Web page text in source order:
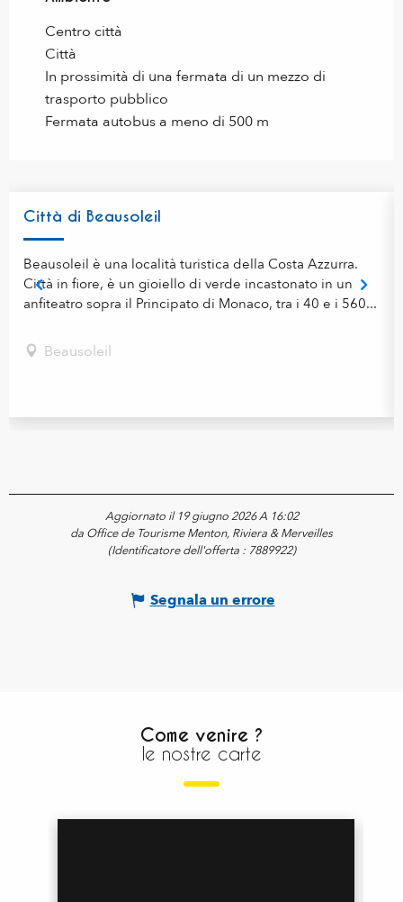
Centro città
Città
In prossimità di una fermata di un mezzo di
trasporto pubblico
Fermata autobus a meno di 500 m
Città di Beausoleil
Beausoleil è una località turistica della Costa Azzurra.
Città in fiore, è un gioiello di verde incastonato in un
anfiteatro sopra il Principato di Monaco, tra i 40 e i 560...
Beausoleil
Aggiornato il 19 giugno 2026 A 16:02
da Office de Tourisme Menton, Riviera & Merveilles
(Identificatore dell'offerta : 7889922)
Segnala un errore
Come venire ?
le nostre carte